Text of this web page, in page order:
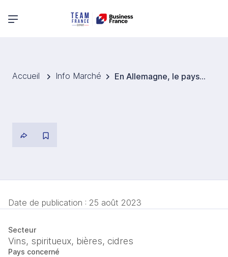
Menu principal
Accueil Info Marché En Allemagne, le paysage de la consigne en recomposition
Date de publication : 25 août 2023
Secteur
Vins, spiritueux, bières, cidres
Pays concerné